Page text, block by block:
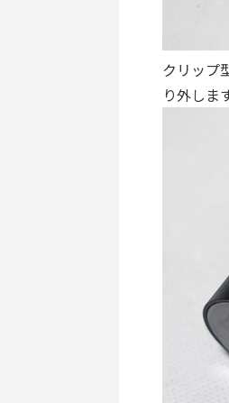
クリップ
り外しま